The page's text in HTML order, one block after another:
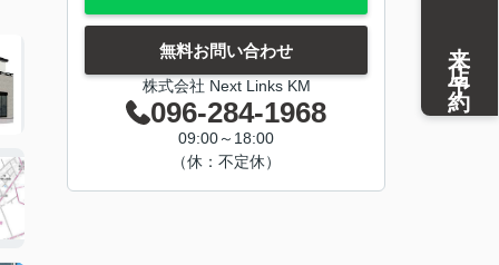
無料お問い合わせ
株式会社 Next Links KM
096-284-1968
09:00～18:00
（休：不定休）
来店予約